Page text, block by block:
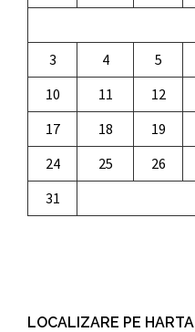
3
4 5
10
11 12
17
18 19
24
25 26
31
LOCALIZARE PE HARTA